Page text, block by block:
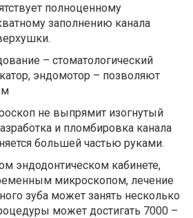
полноценному
заполнению канала
– стоматологический
эндомотор – позволяют
не выпрямит изогнутый
и пломбировка канала
большей частью руками.
эндодонтическом кабинете,
микроскопом, лечение
зуба может занять несколько
может достигать 7000 –